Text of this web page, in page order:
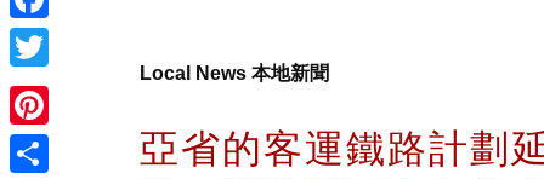
Facebook
Twitter
Pinterest
Local News 本地新聞
亞省的客運鐵路計劃